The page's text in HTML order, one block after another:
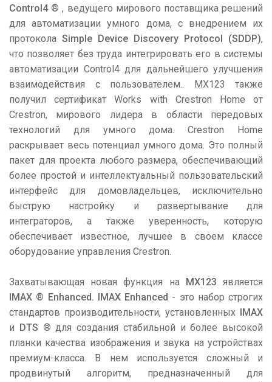
Control4 ® , ведущего мирового поставщика решений
для автоматизации умного дома, с внедрением их
протокола Simple Device Discovery Protocol (SDDP),
что позволяет без труда интегрировать его в системы
автоматизации Control4 для дальнейшего улучшения
взаимодействия с пользователем.. MX123 также
получил сертификат Works with Crestron Home от
Crestron, мирового лидера в области передовых
технологий для умного дома. Crestron Home
раскрывает весь потенциал умного дома. Это полный
пакет для проекта любого размера, обеспечивающий
более простой и интеллектуальный пользовательский
интерфейс для домовладельцев, исключительно
быструю настройку и развертывание для
интеграторов, а также уверенность, которую
обеспечивает известное, лучшее в своем классе
оборудование управления Crestron.
Захватывающая новая функция на MX123 является
IMAX ® Enhanced. IMAX Enhanced - это набор строгих
стандартов производительности, установленных IMAX
и DTS ® для создания стабильной и более высокой
планки качества изображения и звука на устройствах
премиум-класса. В нем используется сложный и
продвинутый алгоритм, предназначенный для